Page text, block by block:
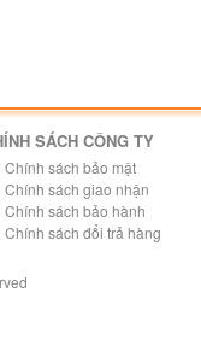
SÁCH CÔNG TY
Chính sách bảo mật
Chính sách giao nhận
Chính sách bảo hành
Chính sách đổi trả hàng